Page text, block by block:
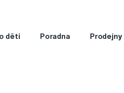
děti Poradna Prodejny